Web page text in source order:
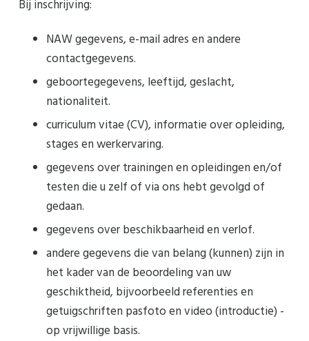
Bij inschrijving:
NAW gegevens, e-mail adres en andere
contactgegevens.
geboortegegevens, leeftijd, geslacht,
nationaliteit.
curriculum vitae (CV), informatie over opleiding,
stages en werkervaring.
gegevens over trainingen en opleidingen en/of
testen die u zelf of via ons hebt gevolgd of
gedaan.
gegevens over beschikbaarheid en verlof.
andere gegevens die van belang (kunnen) zijn in
het kader van de beoordeling van uw
geschiktheid, bijvoorbeeld referenties en
getuigschriften pasfoto en video (introductie) -
op vrijwillige basis.